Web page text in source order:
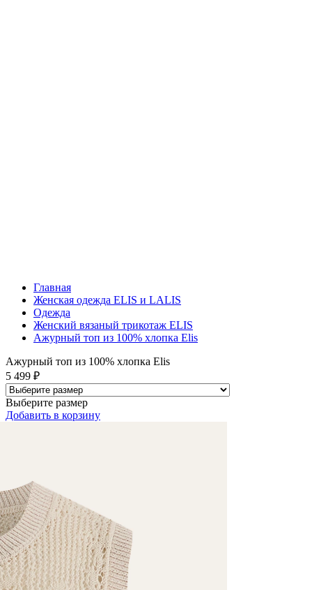
Главная
Женская одежда ELIS и LALIS
Одежда
Женский вязаный трикотаж ELIS
Ажурный топ из 100% хлопка Elis
Ажурный топ из 100% хлопка Elis
5 499 ₽
Выберите размер
Добавить в корзину